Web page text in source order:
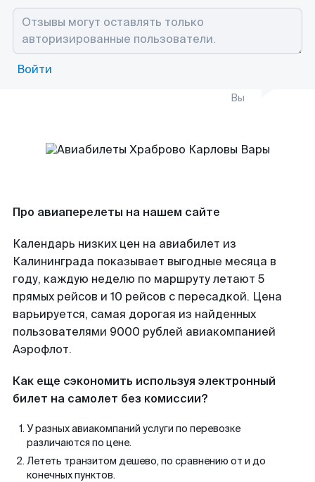
Войти
Вы
Про авиаперелеты на нашем сайте
Календарь низких цен на авиабилет из
Калининграда показывает выгодные месяца в
году, каждую неделю по маршруту летают 5
прямых рейсов и 10 рейсов с пересадкой. Цена
варьируется, самая дорогая из найденных
пользователями 9000 рублей авиакомпанией
Аэрофлот.
Как еще сэкономить используя электронный
билет на самолет без комиссии?
У разных авиакомпаний услуги по перевозке
различаются по цене.
Лететь транзитом дешево, по сравнению от и до
конечных пунктов.